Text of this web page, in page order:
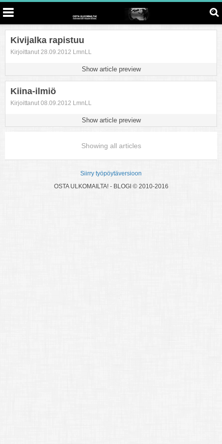
Kivijalka rapistuu
Kirjoittanut 28.09.2012 LmnLL
Show article preview
Kiina-ilmiö
Kirjoittanut 08.09.2012 LmnLL
Show article preview
Showing all articles
Siirry työpöytäversioon
OSTA ULKOMAILTA! - BLOGI © 2010-2016